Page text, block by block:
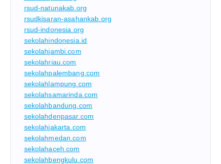
rsud-natunakab.org
rsudkisaran-asahankab.org
rsud-indonesia.org
sekolahindonesia.id
sekolahjambi.com
sekolahriau.com
sekolahpalembang.com
sekolahlampung.com
sekolahsamarinda.com
sekolahbandung.com
sekolahdenpasar.com
sekolahjakarta.com
sekolahmedan.com
sekolahaceh.com
sekolahbengkulu.com